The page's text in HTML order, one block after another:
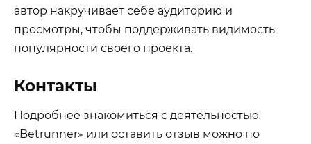
автор накручивает себе аудиторию и
просмотры, чтобы поддерживать видимость
популярности своего проекта.
Контакты
Подробнее знакомиться с деятельностью
«Betrunner» или оставить отзыв можно по